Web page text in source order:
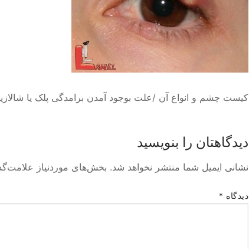
کیست چشم و انواع آن /علت بوجود آمدن برامدگی پلک یا
دیدگاهتان را بنویسید
نشانی ایمیل شما منتشر نخواهد شد. بخش‌های موردنیاز
دیدگاه *